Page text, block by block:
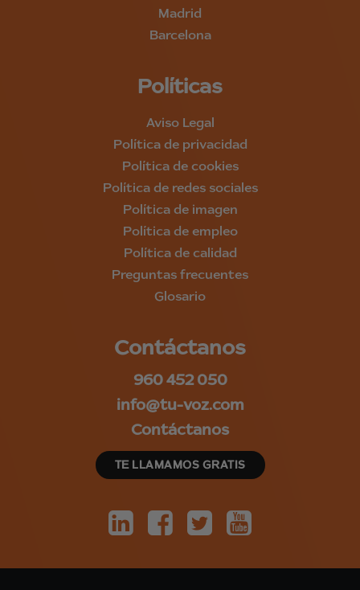
Madrid
Barcelona
Políticas
Aviso Legal
Política de privacidad
Política de cookies
Política de redes sociales
Política de imagen
Política de empleo
Política de calidad
Preguntas frecuentes
Glosario
Contáctanos
960 452 050
info@tu-voz.com
Contáctanos
TE LLAMAMOS GRATIS